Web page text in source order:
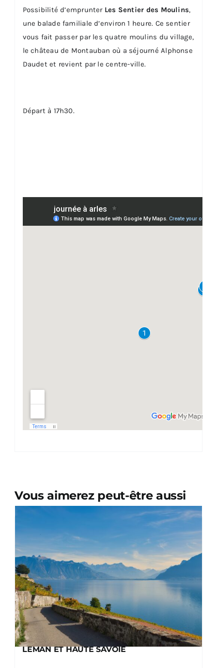
Possibilité d’emprunter Les Sentier des Moulins,
une balade familiale d’environ 1 heure. Ce sentier
vous fait passer par les quatre moulins du village,
le château de Montauban où a séjourné Alphonse
Daudet et revient par le centre-ville.
Départ à 17h30.
Vous aimerez peut-être aussi
LEMAN ET HAUTE SAVOIE